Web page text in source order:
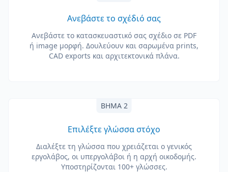
Ανεβάστε το σχέδιό σας
Ανεβάστε το κατασκευαστικό σας σχέδιο σε PDF
ή image μορφή. Δουλεύουν και σαρωμένα prints,
CAD exports και αρχιτεκτονικά πλάνα.
ΒΉΜΑ 2
Επιλέξτε γλώσσα στόχο
Διαλέξτε τη γλώσσα που χρειάζεται ο γενικός
εργολάβος, οι υπεργολάβοι ή η αρχή οικοδομής.
Υποστηρίζονται 100+ γλώσσες.